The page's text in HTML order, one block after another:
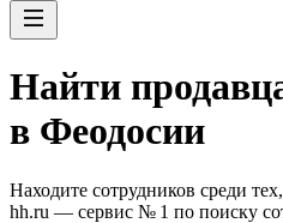
Найти
в Феодосии
Находите сотрудников среди
hh.ru — сервис № 1 по поиску